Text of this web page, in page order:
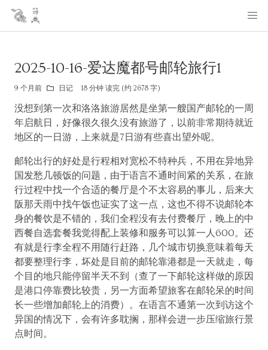
2025-10-16-爱达魔都号邮轮旅行1
9 个月前 日记 18 分钟 读完 (约 2678 字)
没想到第一次和洛洛旅游居然是坐第一艘国产邮轮的一周
年启航日，好像很久很久没有旅游了，以前非常期待就近
地区的一日游，上来就是7日游有些喜出望外呢。
邮轮出行的好处是行程相对宽松不特种兵，不用在异地异
国发愁几顿饭的问题，由于语言不通时间紧的关系，在旅
行过程中找一个合适的餐厅是个不太容易的事儿，后来大
阪那天雨中找午饭也证实了这一点，这也不得不说邮轮本
身的餐饮是不错的，我们全程没有去付费餐厅，晚上的中
西餐自选套餐我觉得配上装修和服务可以算一人600。还
有就是行李全程不用随行赶路，几个城市切换意味着每天
都要整理行李，坏处是目前的邮轮靠港都是一天就走，每
个目的地只能停留半天不到（查了一下邮轮这样做的原因
是港口停靠费比较贵，另一方面希望旅客在邮轮呆的时间
长一些增加邮轮上的消费）。在语言不通第一次到访这个
异国的情况下，会有许多耽搁，那样会进一步压缩旅行景
点时间。